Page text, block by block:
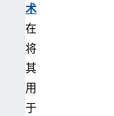
术
在
将
其
用
于